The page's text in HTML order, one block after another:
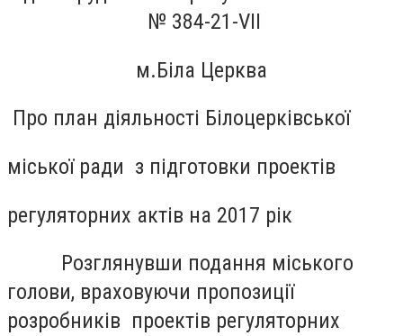
№ 384-21-VII
м.Біла Церква
Про план діяльності Білоцерківської
міської ради з підготовки проектів
регуляторних актів на 2017 рік
Розглянувши подання міського
голови, враховуючи пропозиції
розробників проектів регуляторних